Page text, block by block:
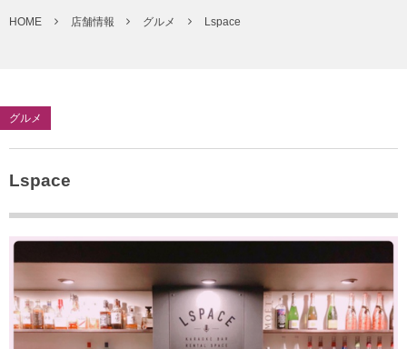
HOME 店舗情報 グルメ Lspace
グルメ
Lspace